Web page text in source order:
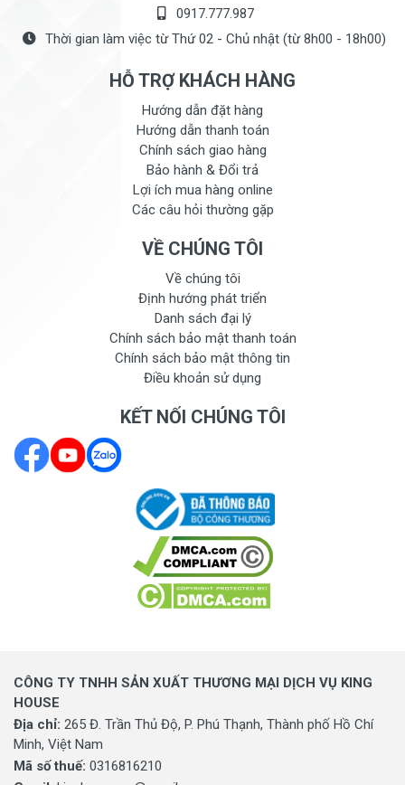
0917.777.987
Thời gian làm việc từ Thứ 02 - Chủ nhật (từ 8h00 - 18h00)
HỖ TRỢ KHÁCH HÀNG
Hướng dẫn đặt hàng
Hướng dẫn thanh toán
Chính sách giao hàng
Bảo hành & Đổi trả
Lợi ích mua hàng online
Các câu hỏi thường gặp
VỀ CHÚNG TÔI
Về chúng tôi
Định hướng phát triển
Danh sách đại lý
Chính sách bảo mật thanh toán
Chính sách bảo mật thông tin
Điều khoản sử dụng
KẾT NỐI CHÚNG TÔI
CÔNG TY TNHH SẢN XUẤT THƯƠNG MẠI DỊCH VỤ KING
HOUSE
Địa chỉ: 265 Đ. Trần Thủ Độ, P. Phú Thạnh, Thành phố Hồ Chí
Minh, Việt Nam
Mã số thuế: 0316816210